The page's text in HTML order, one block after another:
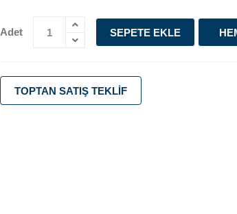
Adet SEPETE EKLE
TOPTAN SATIŞ TEKLIF